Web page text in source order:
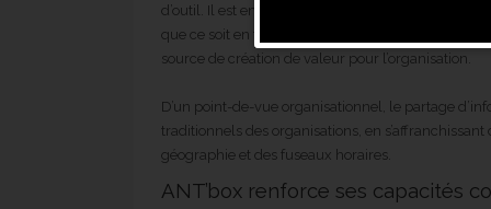
d’outil. Il est en effet reconnu que c’est du partage
que ce soit en termes de services ou de produits.
source de création de valeur pour l’organisation.
D’un point-de-vue organisationnel, le partage
traditionnels des organisations, en
géographie et des fuseaux horaires.
ANT’box renforce ses capacités